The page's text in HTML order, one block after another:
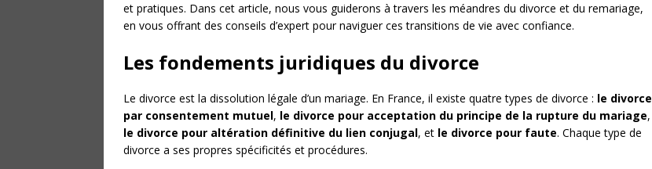
et pratiques. Dans cet article, nous vous guiderons à travers les méandres du divorce et du remariage,
en vous offrant des conseils d’expert pour naviguer ces transitions de vie avec confiance.
Les fondements juridiques du divorce
Le divorce est la dissolution légale d’un mariage. En France, il existe quatre types de divorce : le divorce
par consentement mutuel, le divorce pour acceptation du principe de la rupture du mariage,
le divorce pour altération définitive du lien conjugal, et le divorce pour faute. Chaque type de
divorce a ses propres spécificités et procédures.